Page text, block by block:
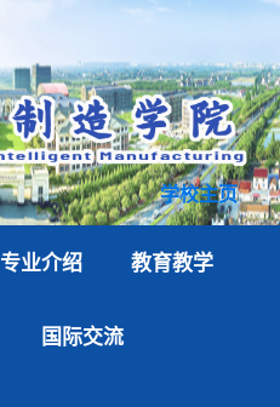
学校主页
专业介绍 教育教学
国际交流